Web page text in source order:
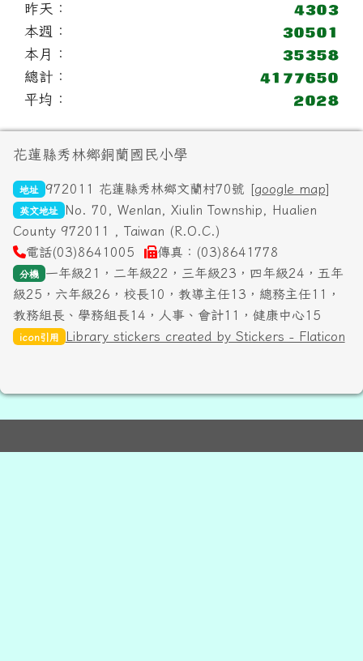
昨天：
本週：
本月：
總計：
平均：
頁尾區域內容
花蓮縣秀林鄉銅蘭國民小學
地址 972011 花蓮縣秀林鄉文蘭村70號 [google map]
英文地址
No. 70, Wenlan, Xiulin Township, Hualien
County 972011 , Taiwan (R.O.C.)
電話(03)8641005
傳真：(03)8641778
分機
一年級21，二年級22，三年級23，四年級24，五年
級25，六年級26，校長10，教導主任13，總務主任11，
教務組長、學務組長14，人事、會計11，健康中心15
icon引用 Library stickers created by Stickers - Flaticon